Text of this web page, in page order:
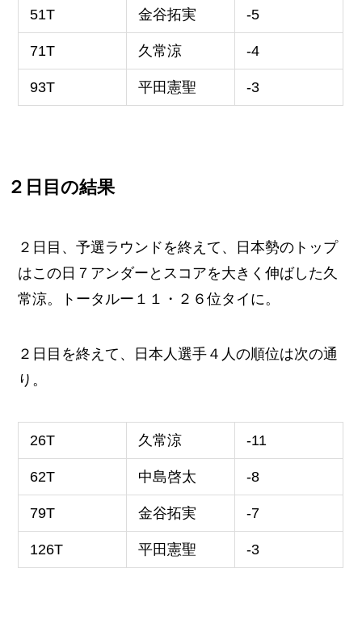
51T 金谷拓実 -5
71T 久常涼 -4
93T 平田憲聖 -3
２日目の結果
２日目、予選ラウンドを終えて、日本勢のトップ
はこの日７アンダーとスコアを大きく伸ばした久
常涼。トータルー１１・２６位タイに。
２日目を終えて、日本人選手４人の順位は次の通
り。
26T 久常涼 -11
62T 中島啓太 -8
79T 金谷拓実 -7
126T 平田憲聖 -3